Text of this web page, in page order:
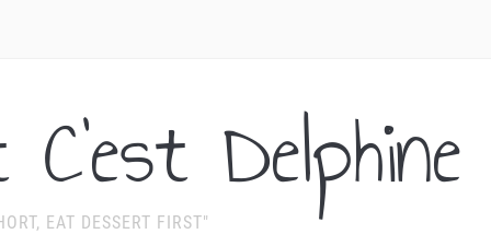
Delphine
EAT DESSERT FIRST"